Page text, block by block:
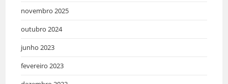
novembro 2025
outubro 2024
junho 2023
fevereiro 2023